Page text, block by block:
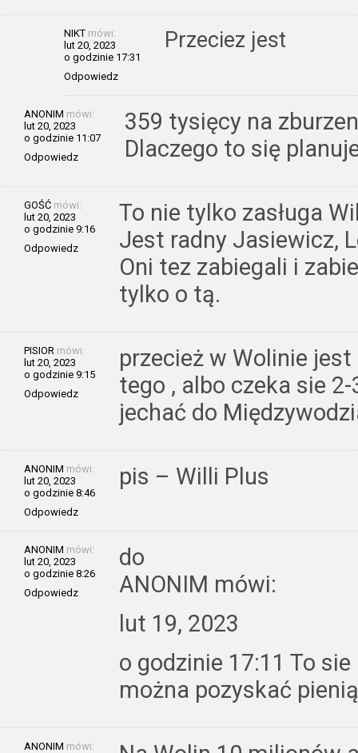
NIKT mówi:
lut 20, 2023
o godzinie 17:31
Odpowiedz
Przeciez jest
ANONIM mówi:
lut 20, 2023
o godzinie 11:07
Odpowiedz
359 tysięcy na
Dlaczego to się
GOŚĆ mówi:
lut 20, 2023
o godzinie 9:16
Odpowiedz
To nie tylko zasługa
Jest radny Jasiewicz,
Oni tez zabiegali i
tylko o tą.
PISIOR mówi:
lut 20, 2023
o godzinie 9:15
Odpowiedz
przecież w Wolinie
tego , albo czeka sie
jechać do
ANONIM mówi:
lut 20, 2023
o godzinie 8:46
Odpowiedz
pis – Willi Plus
ANONIM mówi:
lut 20, 2023
o godzinie 8:26
Odpowiedz
do
ANONIM mówi:
lut 19, 2023
o godzinie 17:11 To
można pozyskać
ANONIM mówi: